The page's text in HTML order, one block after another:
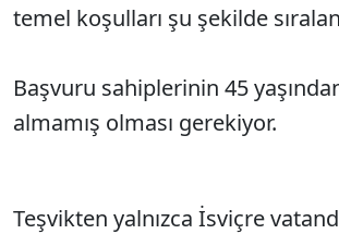
temel koşulları şu şekilde
Başvuru sahiplerinin 45
almamış olması gerekiyor.
Teşvikten yalnızca İsviçre